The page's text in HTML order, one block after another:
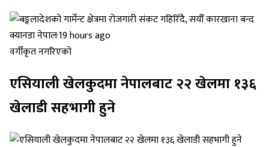
क्यानडा नेपाल·19 hours ago
वर्गीकृत नगरिएको
एसियाली खेलकुदमा नेपालबाट २२ खेलमा १३६
खेलाडी सहभागी हुने